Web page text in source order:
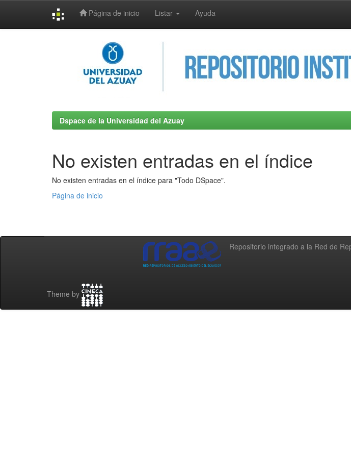
Página de inicio Listar Ayuda
Dspace de la Universidad del Azuay
No existen entradas en el índice
No existen entradas en el índice para "Todo DSpace".
Página de inicio
Repositorio integrado a la Red de
Theme by